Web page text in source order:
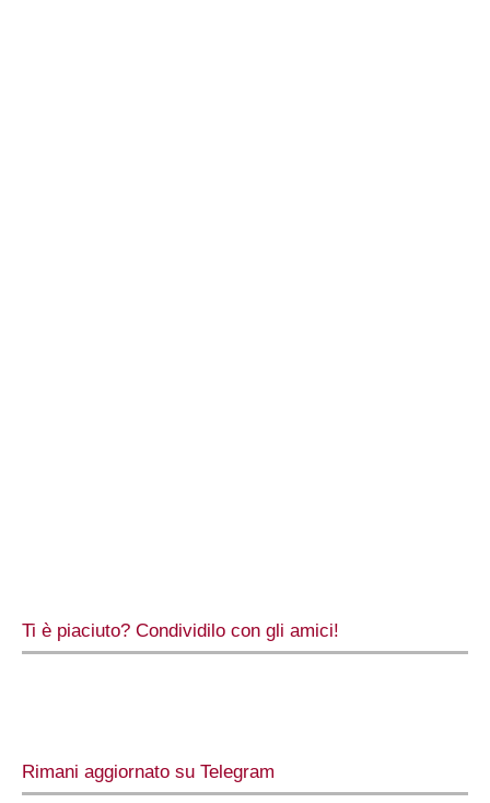
Ti è piaciuto? Condividilo con gli amici!
Rimani aggiornato su Telegram